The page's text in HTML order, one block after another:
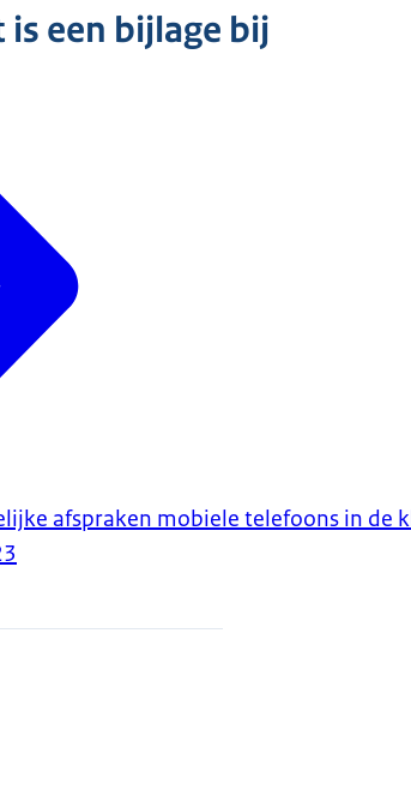
een bijlage bij
afspraken mobiele telefoons in de